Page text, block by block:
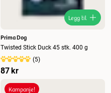
Legg til
Prima Dog
Twisted Stick Duck 45 stk. 400 g
(5)
87 kr
Kampanje!